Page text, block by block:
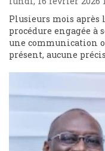
Plusieurs mois après
procédure engagée à
une communication
présent, aucune